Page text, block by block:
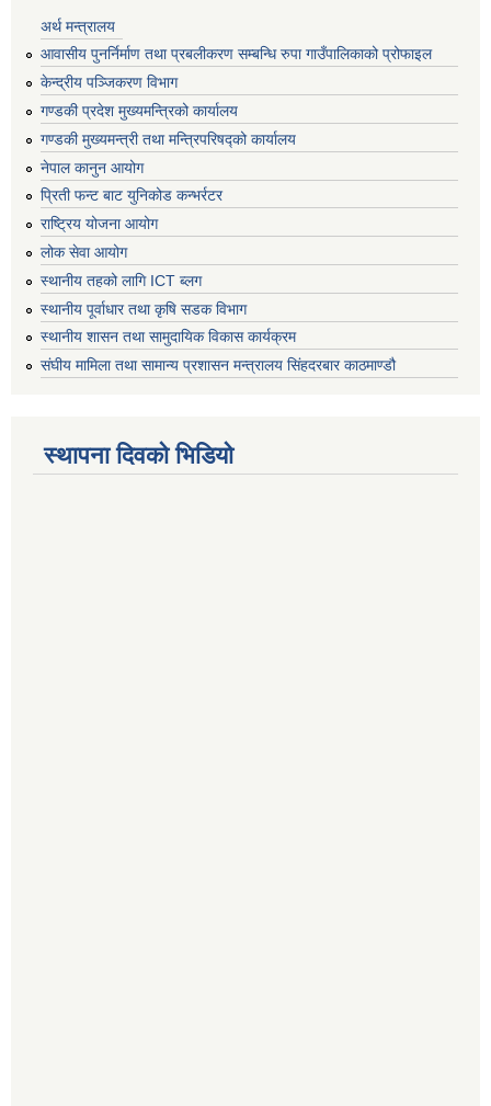
अर्थ मन्त्रालय
आवासीय पुनर्निर्माण तथा प्रबलीकरण सम्बन्धि रुपा गाउँपालिकाको प्रोफाइल
केन्द्रीय पञ्जिकरण विभाग
गण्डकी प्रदेश मुख्यमन्त्रिको कार्यालय
गण्डकी मुख्यमन्त्री तथा मन्त्रिपरिषद्को कार्यालय
नेपाल कानुन आयोग
प्रिती फन्ट बाट युनिकोड कन्भर्रटर
राष्ट्रिय योजना आयोग
लोक सेवा आयोग
स्थानीय तहको लागि ICT ब्लग
स्थानीय पूर्वाधार तथा कृषि सडक विभाग
स्थानीय शासन तथा सामुदायिक विकास कार्यक्रम
संघीय मामिला तथा सामान्य प्रशासन मन्त्रालय सिंहदरबार काठमाण्डौ
स्थापना दिवको भिडियो